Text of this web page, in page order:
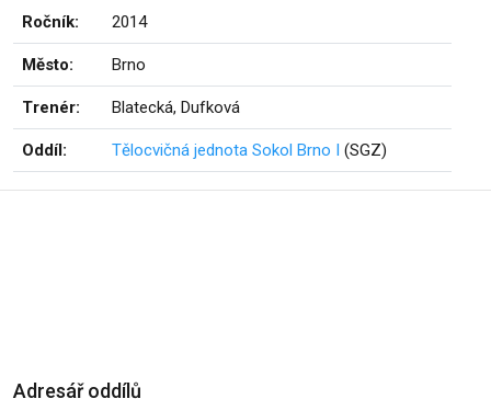
Ročník: 2014
Město: Brno
Trenér: Blatecká, Dufková
Oddíl: Tělocvičná jednota Sokol Brno I (SGZ)
Adresář oddílů